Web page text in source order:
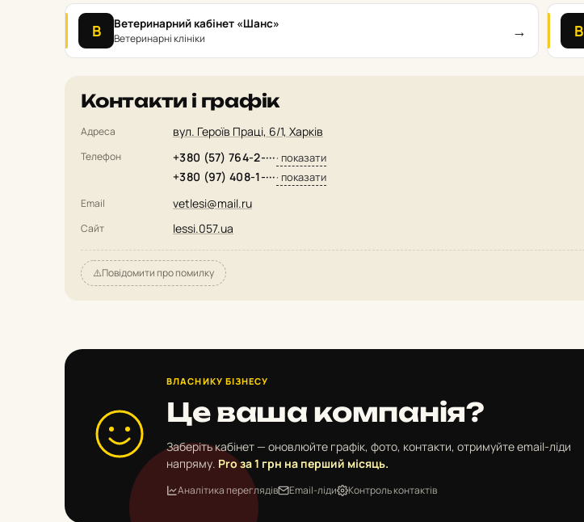
В Ветеринарний кабінет «Шанс»
Ветеринарні клініки → В
Контакти і графік
Адреса вул. Героїв Праці, 6/1, Харків
Телефон +380 (57) 764-2-···· показати
+380 (97) 408-1-···· показати
Email vetlesi@mail.ru
Сайт lessi.057.ua
⚠️Повідомити про помилку
ВЛАСНИКУ БІЗНЕСУ
Це ваша компанія?
Заберіть кабінет — оновлюйте графік, фото, контакти, отримуйте email-ліди
напряму. Pro за 1 грн на перший місяць.
Аналітика переглядів Email-ліди Контроль контактів